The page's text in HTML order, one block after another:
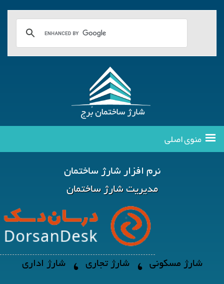
منوی اصلی
نرم افزار شارژ ساختمان
مدیریت شارژ ساختمان
شارژ مسکونی شارژ تجاری شارژ اداری